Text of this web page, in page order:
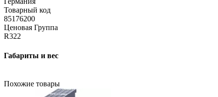
Товарный код
85176200
Ценовая Группа
R322
Габариты и вес
Похожие товары